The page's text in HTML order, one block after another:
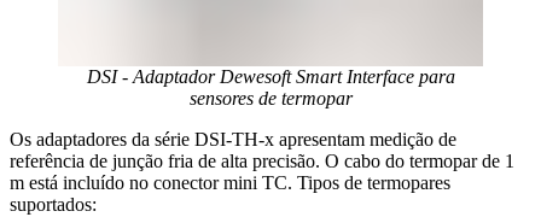
DSI - Adaptador Dewesoft Smart Interface para
sensores de termopar
Os adaptadores da série DSI-TH-x apresentam medição de
referência de junção fria de alta precisão. O cabo do termopar de 1
m está incluído no conector mini TC. Tipos de termopares
suportados: